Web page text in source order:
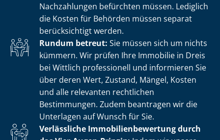
Nachzahlungen befürchten müssen. Lediglich
die Kosten für Behörden müssen separat
berücksichtigt werden.
Rundum betreut: Sie müssen sich um nichts
kümmern. Wir prüfen Ihre Immobilie in Dreis
bei Wittlich professionell und informieren Sie
über deren Wert, Zustand, Mängel, Kosten
und alle relevanten rechtlichen
Bestimmungen. Zudem beantragen wir die
Unterlagen auf Wunsch für Sie.
Verlässliche Im­mo­bi­li­en­be­wer­tung durch